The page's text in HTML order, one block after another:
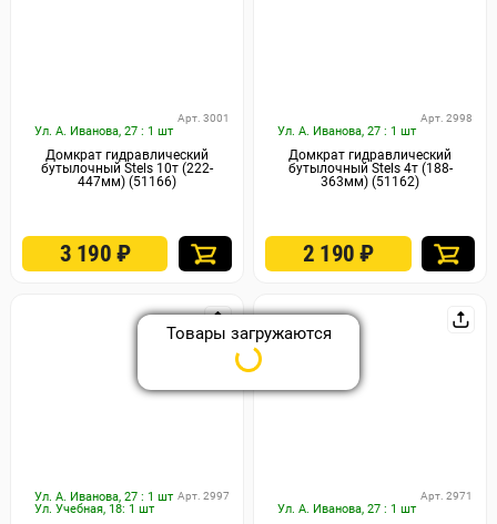
Ул. А. Иванова, 27 : 1 шт
Арт. 3001
Домкрат гидравлический
бутылочный Stels 10т (222-
447мм) (51166)
3 190 ₽
Ул. А. Иванова, 27 : 1 шт
Арт. 2998
Домкрат гидравлический
бутылочный Stels 4т (188-
363мм) (51162)
2 190₽
Ул. А. Иванова, 27 : 1 шт
Ул. Учебная, 18: 1 шт
Арт. 2997
Ул. А. Иванова, 27 : 1 шт
Арт. 2971
Товары загружаются